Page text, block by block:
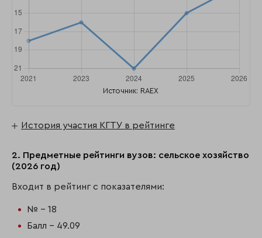
Источник: RAEX
История участия КГТУ в рейтинге
2. Предметные рейтинги вузов: сельское хозяйство
(2026 год)
Входит в рейтинг с показателями:
№ - 18
Балл - 49.09